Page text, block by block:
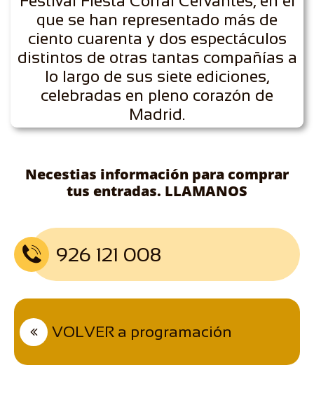
que se han representado más de
ciento cuarenta y dos espectáculos
distintos de otras tantas compañías a
lo largo de sus siete ediciones,
celebradas en pleno corazón de
Madrid.
Necestias información para comprar
tus entradas. LLAMANOS
926 121 008

VOLVER a programación
